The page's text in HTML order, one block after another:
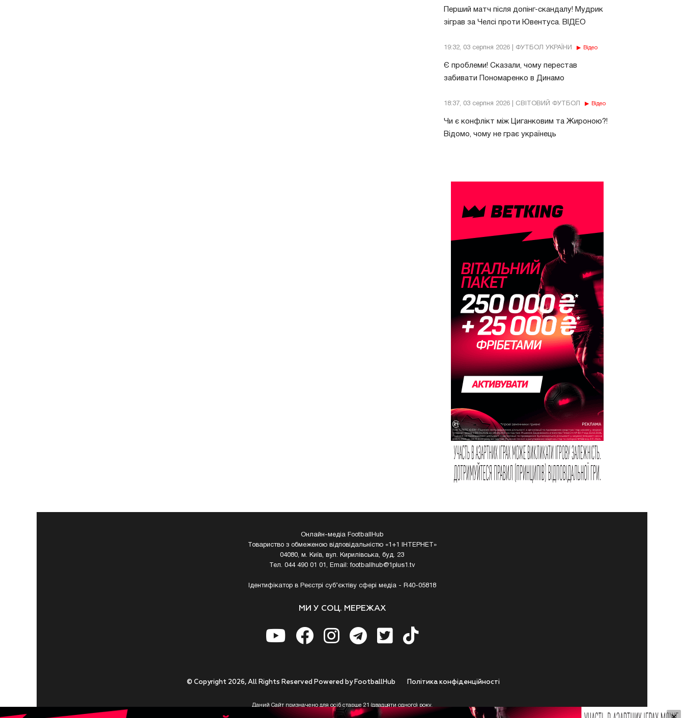
Перший матч після допінг-скандалу! Мудрик
зіграв за Челсі проти Ювентуса. ВІДЕО
19:32, 03 серпня 2026 | ФУТБОЛ УКРАЇНИ Відео
Є проблеми! Сказали, чому перестав
забивати Пономаренко в Динамо
18:37, 03 серпня 2026 | СВІТОВИЙ ФУТБОЛ Відео
Чи є конфлікт між Циганковим та Жироною?!
Відомо, чому не грає українець
Онлайн-медіа FootballHub
Товариство з обмеженою відповідальністю «1+1 ІНТЕРНЕТ»
04080, м. Київ, вул. Кирилівська, буд. 23
Тел. 044 490 01 01, Email:footballhub@1plus1.tv
Ідентифікатор в Реєстрі суб’єктіву сфері медіа - R40-05818
МИ У СОЦ. МЕРЕЖАХ
Полiтика конфiденцiйностi
© Copyright 2026, All Rights Reserved Powered by FootballHub
Даний Сайт призначено для осіб старше 21 (двадцяти одного) року.
Приступаючи до використання https://footballhub.ua, Користувач цим підтверджує, що досяг 21-річного віку.